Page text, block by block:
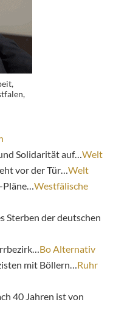
Solidarität auf…Welt
vor der Tür…Welt
Pläne…Westfälische
Sterben der deutschen
Bo Alternativ
mit Böllern…Ruhr
40 Jahren ist von